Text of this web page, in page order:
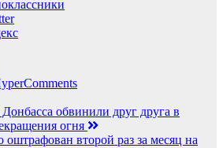
обвинили друг друга в
огня
второй раз за месяц на